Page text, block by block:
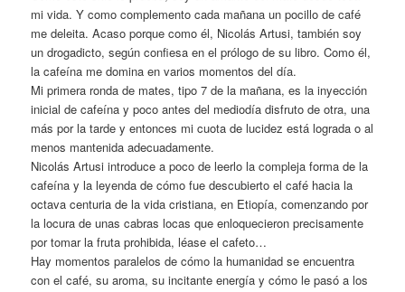
mi vida. Y como complemento cada mañana un pocillo de café
me deleita. Acaso porque como él, Nicolás Artusi, también soy
un drogadicto, según confiesa en el prólogo de su libro. Como él,
la cafeína me domina en varios momentos del día.
Mi primera ronda de mates, tipo 7 de la mañana, es la inyección
inicial de cafeína y poco antes del mediodía disfruto de otra, una
más por la tarde y entonces mi cuota de lucidez está lograda o al
menos mantenida adecuadamente.
Nicolás Artusi introduce a poco de leerlo la compleja forma de la
cafeína y la leyenda de cómo fue descubierto el café hacia la
octava centuria de la vida cristiana, en Etiopía, comenzando por
la locura de unas cabras locas que enloquecieron precisamente
por tomar la fruta prohibida, léase el cafeto…
Hay momentos paralelos de cómo la humanidad se encuentra
con el café, su aroma, su incitante energía y cómo le pasó a los